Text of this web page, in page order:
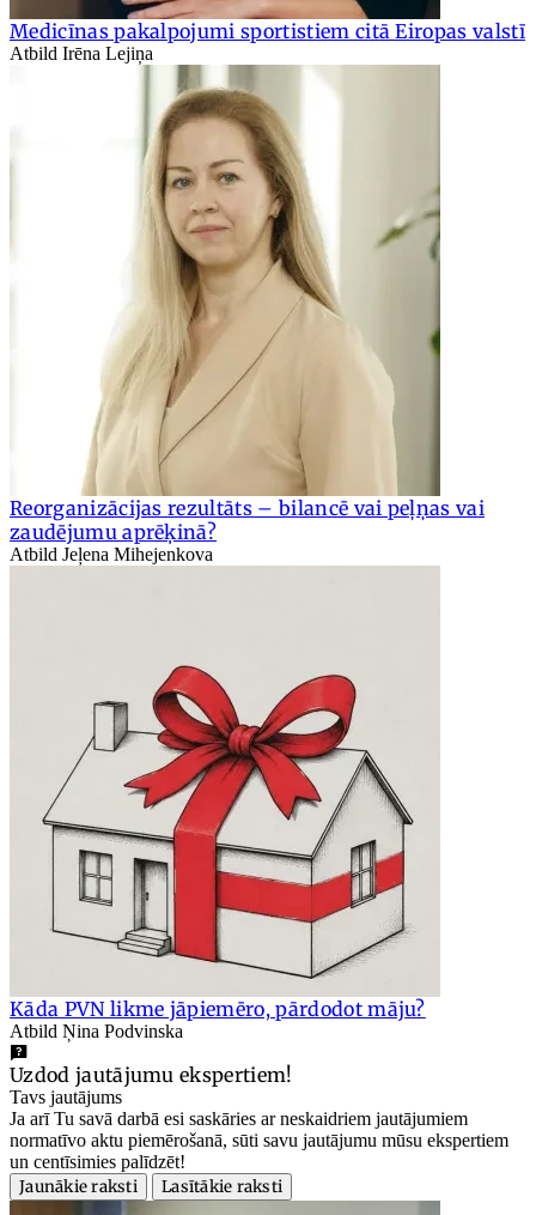
Medicīnas pakalpojumi sportistiem citā Eiropas valstī
Atbild Irēna Lejiņa
Reorganizācijas rezultāts – bilancē vai peļņas vai
zaudējumu aprēķinā?
Atbild Jeļena Mihejenkova
Kāda PVN likme jāpiemēro, pārdodot māju?
Atbild Ņina Podvinska
Uzdod jautājumu ekspertiem!
Tavs jautājums
Ja arī Tu savā darbā esi saskāries ar neskaidriem jautājumiem
normatīvo aktu piemērošanā, sūti savu jautājumu mūsu ekspertiem
un centīsimies palīdzēt!
Jaunākie raksti
Lasītākie raksti